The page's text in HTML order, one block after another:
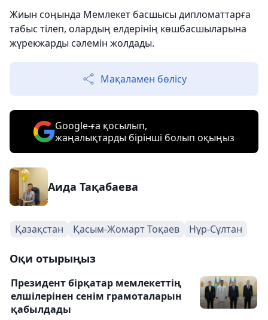
Жиын соңында Мемлекет басшысы дипломаттарға
табыс тілеп, олардың елдерінің көшбасшыларына
жүрекжарды сәлемін жолдады.
Мақаламен бөлісу
Google-ға қосылып,
жаңалықтарды бірінші болып оқыңыз
Аида Тақабаева
Қазақстан Қасым-Жомарт Тоқаев Нұр-Сұлтан
Оқи отырыңыз
Президент бірқатар мемлекеттің
елшілерінен сенім грамоталарын
қабылдады